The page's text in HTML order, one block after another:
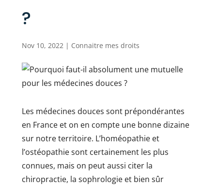
?
Nov 10, 2022| Connaitre mes droits
Les médecines douces sont prépondérantes
en France et on en compte une bonne dizaine
sur notre territoire. L’homéopathie et
l’ostéopathie sont certainement les plus
connues, mais on peut aussi citer la
chiropractie, la sophrologie et bien sûr